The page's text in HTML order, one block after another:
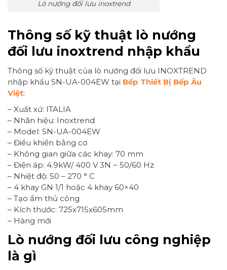
Lò nướng đối lưu inoxtrend
Thông số kỹ thuật lò nướng
đối lưu inoxtrend nhập khẩu
Thông số kỹ thuật của lò nướng đối lưu INOXTREND
nhập khẩu SN-UA-004EW tại Bếp Thiết Bị Bếp Âu
Việt:
– Xuất xứ: ITALIA
– Nhãn hiệu: Inoxtrend
– Model: SN-UA-004EW
– Điều khiển bằng cơ
– Không gian giữa các khay: 70 mm
– Điện áp: 4.9kW/ 400 V 3N ~ 50/60 Hz
– Nhiệt độ: 50 – 270 ° C
– 4 khay GN 1/1 hoặc 4 khay 60×40
– Tạo ẩm thủ công
– Kích thước: 725x715x605mm
– Hàng mới
Lò nướng đối lưu công nghiệp
là gì